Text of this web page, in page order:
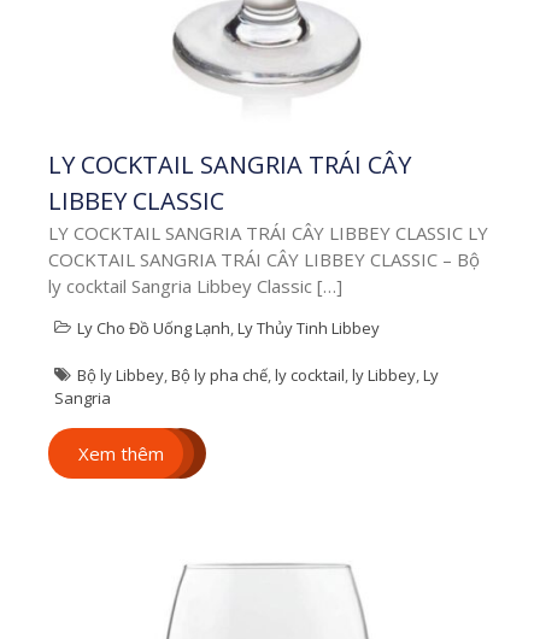
Theo Yêu Cầu
Địa Chỉ Khắc Laser Lên
Ly Tre Ở Hcm Bạn
đang tìm địa chỉ để
LY COCKTAIL SANGRIA TRÁI CÂY
LIBBEY CLASSIC
LY COCKTAIL SANGRIA TRÁI CÂY LIBBEY CLASSIC LY
COCKTAIL SANGRIA TRÁI CÂY LIBBEY CLASSIC – Bộ
ly cocktail Sangria Libbey Classic […]
Ly Cho Đồ Uống Lạnh,Ly Thủy Tinh Libbey
Bộ ly Libbey,Bộ ly pha chế,ly cocktail,ly Libbey,Ly
Sangria
Xem thêm